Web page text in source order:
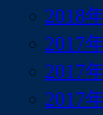
2018
2017
2017
2017